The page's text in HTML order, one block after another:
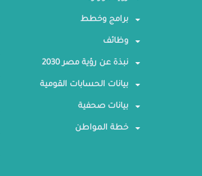
برامج وخطط
وظائف
نبذة عن رؤية مصر 2030
بيانات الحسابات القومية
بيانات صحفية
خطة المواطن